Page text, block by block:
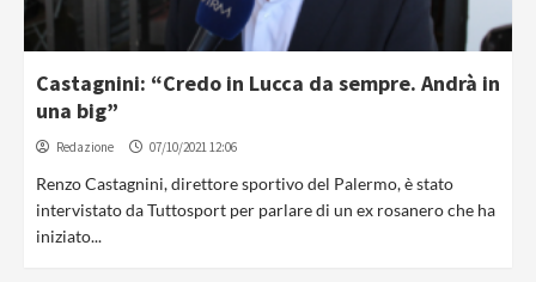
Castagnini: “Credo in Lucca da sempre. Andrà in
una big”
Redazione 07/10/2021 12:06
Renzo Castagnini, direttore sportivo del Palermo, è stato
intervistato da Tuttosport per parlare di un ex rosanero che ha
iniziato...